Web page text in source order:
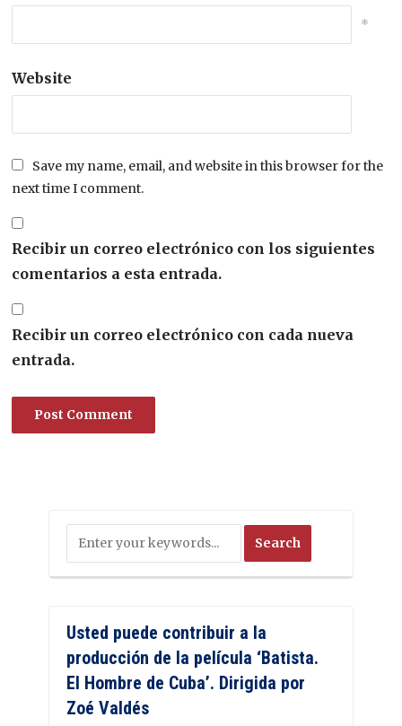
*
Website
Save my name, email, and website in this browser for the
next time I comment.
Recibir un correo electrónico con los siguientes
comentarios a esta entrada.
Recibir un correo electrónico con cada nueva
entrada.
Usted puede contribuir a la
producción de la película ‘Batista.
El Hombre de Cuba’. Dirigida por
Zoé Valdés